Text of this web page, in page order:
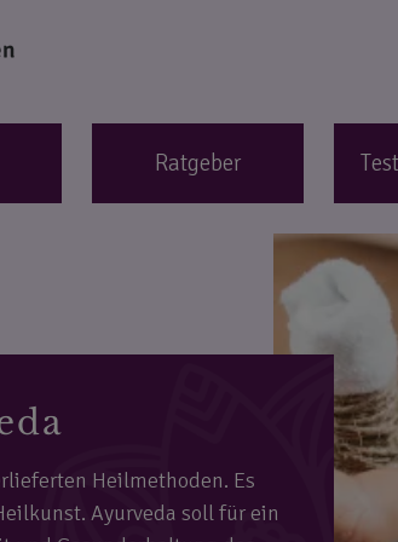
Ratgeber
Heilmethoden. Es
Ayurveda soll für ein